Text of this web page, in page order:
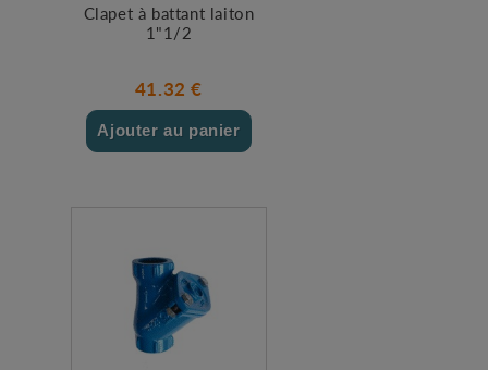
Clapet à battant laiton
1"1/2
41.32 €
Ajouter au panier